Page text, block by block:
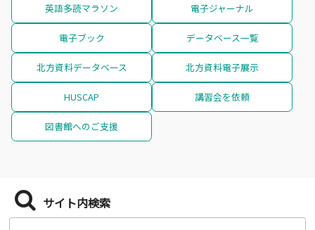
英語多読マラソン 電子ジャーナル
電子ブック データベース一覧
北方資料データベース 北方資料電子展示
HUSCAP 講習会を依頼
図書館へのご支援
サイト内検索